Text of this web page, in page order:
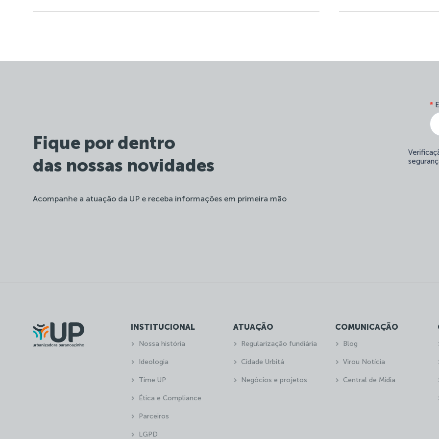
Fique por dentro
das nossas novidades
Acompanhe a atuação da UP e receba informações em primeira mão
*
INSTITUCIONAL
Nossa história
Ideologia
Time UP
Ética e Compliance
Parceiros
LGPD
ATUAÇÃO
Regularização fundiária
Cidade Urbitá
Negócios e projetos
COMUNICAÇÃO
Blog
Virou Notícia
Central de Mídia